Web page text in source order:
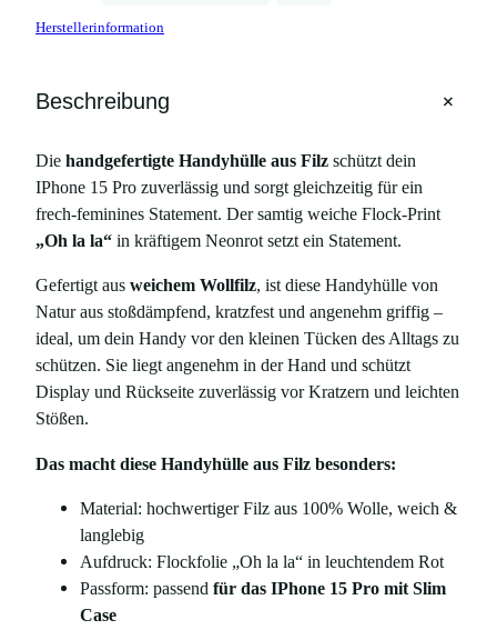
l
u
F
i
l
z
m
i
t
r
i
t
Herstellerinformation
Beschreibung +
Die handgefertigte Handyhülle aus Filz schützt dein
IPhone 15 Pro zuverlässig und sorgt gleichzeitig für ein
frech-feminines Statement. Der samtig weiche Flock-Print
„Oh la la“ in kräftigem Neonrot setzt ein Statement.
Gefertigt aus weichem Wollfilz, ist diese Handyhülle von
Natur aus stoßdämpfend, kratzfest und angenehm griffig –
ideal, um dein Handy vor den kleinen Tücken des Alltags zu
schützen. Sie liegt angenehm in der Hand und schützt
Display und Rückseite zuverlässig vor Kratzern und leichten
Stößen.
Das macht diese Handyhülle aus Filz besonders:
Material: hochwertiger Filz aus 100% Wolle, weich &
langlebig
Aufdruck: Flockfolie „Oh la la“ in leuchtendem Rot
Passform: passend für das IPhone 15 Pro mit Slim
Case